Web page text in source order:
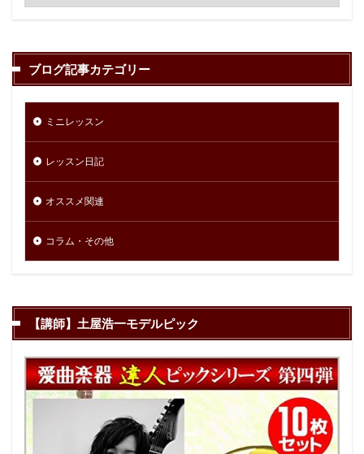
ブログ記事カテゴリー
ミニレッスン
レッスン日記
オススメ関連
コラム・その他
【講師】土屋浩一モデルピック